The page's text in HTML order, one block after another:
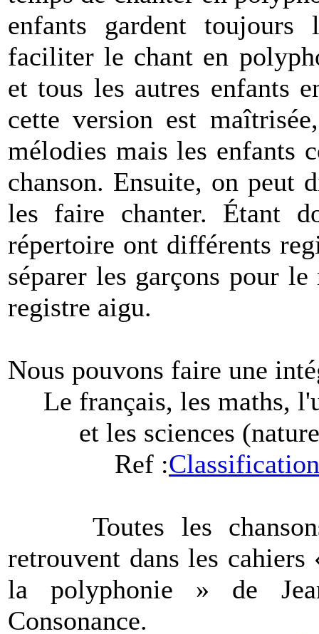
enfants gardent
faciliter le chant en
et tous les autres enfants
cette version est
mélodies mais les enfants
chanson. Ensuite, on peut
les faire chanter. Étant
répertoire ont différents
séparer les garçons pour
registre aigu.
Nous pouvons faire une
Le français, les maths,
et les sciences (nature
Ref :
Toutes les
retrouvent dans les
la polyphonie » de
Consonance.